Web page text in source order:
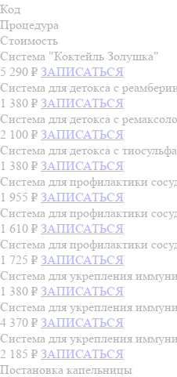
Код
Процедура
Стоимость
Система "Коктейль Золушка"
5 290 ₽ ЗАПИСАТЬСЯ
Система для детокса с
1 380 ₽ ЗАПИСАТЬСЯ
Система для детокса с
2 100 ₽ ЗАПИСАТЬСЯ
Система для детокса с
1 380 ₽ ЗАПИСАТЬСЯ
Система для профилактики
1 955 ₽ ЗАПИСАТЬСЯ
Система для профилактики
1 610 ₽ ЗАПИСАТЬСЯ
Система для профилактики
1 725 ₽ ЗАПИСАТЬСЯ
Система для укрепления
1 380 ₽ ЗАПИСАТЬСЯ
Система для укрепления
4 370 ₽ ЗАПИСАТЬСЯ
Система для укрепления
2 185 ₽ ЗАПИСАТЬСЯ
Постановка капельницы